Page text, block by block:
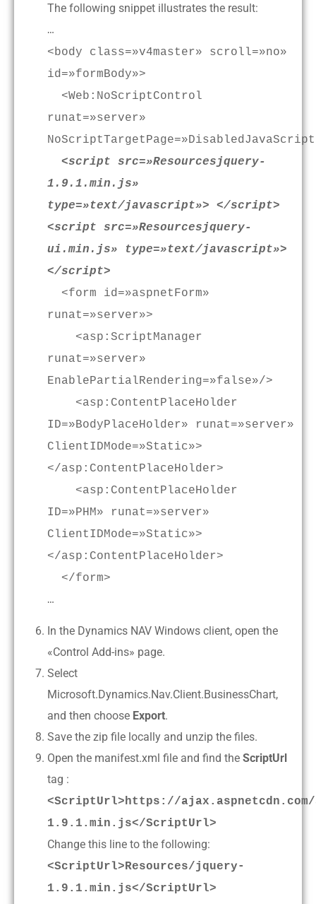
The following snippet illustrates the result:
…
<body class=»v4master» scroll=»no»
id=»formBody»>
<Web:NoScriptControl
runat=»server»
<script src=»Resourcesjquery-
1.9.1.min.js»
type=»text/javascript»> </script>
<script src=»Resourcesjquery-
ui.min.js» type=»text/javascript»>
</script>
<form id=»aspnetForm»
runat=»server»>
<asp:ScriptManager
runat=»server»
EnablePartialRendering=»false»/>
<asp:ContentPlaceHolder
ID=»BodyPlaceHolder» runat=»server»
ClientIDMode=»Static»>
</asp:ContentPlaceHolder>
<asp:ContentPlaceHolder
ID=»PHM» runat=»server»
ClientIDMode=»Static»>
</asp:ContentPlaceHolder>
</form>
…
In the Dynamics NAV Windows client, open the
«Control Add-ins» page.
Select
Microsoft.Dynamics.Nav.Client.BusinessChart,
and then choose Export.
Save the zip file locally and unzip the files.
Open the manifest.xml file and find the ScriptUrl
tag :
<ScriptUrl>https://
1.9.1.min.js</ScriptUrl>
Change this line to the following:
<ScriptUrl>Resources/jquery-
1.9.1.min.js</ScriptUrl>